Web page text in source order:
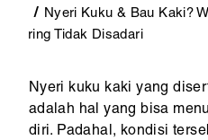
Nyeri Kuku & Bau Kaki?
ring Tidak Disadari
Nyeri kuku kaki yang
adalah hal yang bisa
diri. Padahal, kondisi